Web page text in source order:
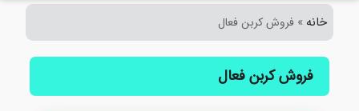
خانه»فروش کربن فعال
فروش کربن فعال